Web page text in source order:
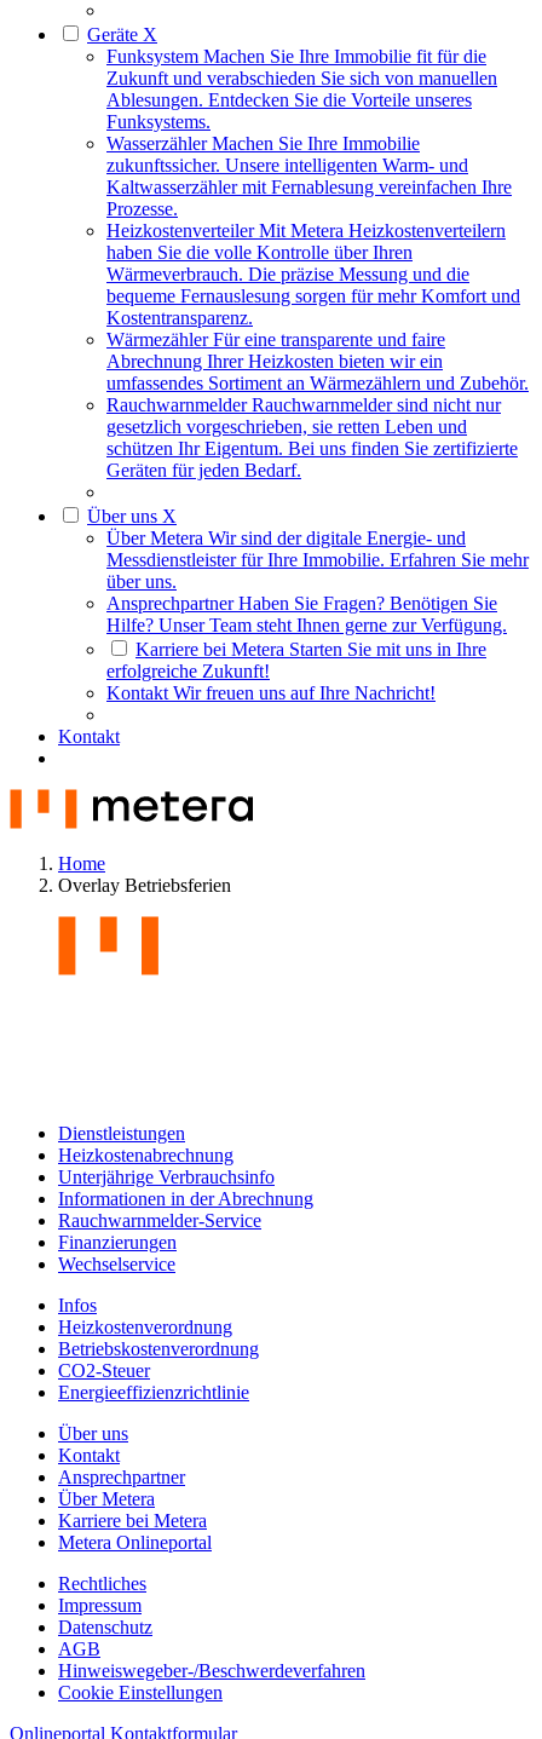
Geräte X
Funksystem Machen Sie Ihre Immobilie fit für die
Zukunft und verabschieden Sie sich von manuellen
Ablesungen. Entdecken Sie die Vorteile unseres
Funksystems.
Wasserzähler Machen Sie Ihre Immobilie
zukunftssicher. Unsere intelligenten Warm- und
Kaltwasserzähler mit Fernablesung vereinfachen Ihre
Prozesse.
Heizkostenverteiler Mit Metera Heizkostenverteilern
haben Sie die volle Kontrolle über Ihren
Wärmeverbrauch. Die präzise Messung und die
bequeme Fernauslesung sorgen für mehr Komfort und
Kostentransparenz.
Wärmezähler Für eine transparente und faire
Abrechnung Ihrer Heizkosten bieten wir ein
umfassendes Sortiment an Wärmezählern und Zubehör.
Rauchwarnmelder Rauchwarnmelder sind nicht nur
gesetzlich vorgeschrieben, sie retten Leben und
schützen Ihr Eigentum. Bei uns finden Sie zertifizierte
Geräten für jeden Bedarf.
Über uns X
Über Metera Wir sind der digitale Energie- und
Messdienstleister für Ihre Immobilie. Erfahren Sie mehr
über uns.
Ansprechpartner Haben Sie Fragen? Benötigen Sie
Hilfe? Unser Team steht Ihnen gerne zur Verfügung.
Karriere bei Metera Starten Sie mit uns in Ihre
erfolgreiche Zukunft!
Kontakt Wir freuen uns auf Ihre Nachricht!
Kontakt
Home
Overlay Betriebsferien
Dienstleistungen
Heizkostenabrechnung
Unterjährige Verbrauchsinfo
Informationen in der Abrechnung
Rauchwarnmelder-Service
Finanzierungen
Wechselservice
Infos
Heizkostenverordnung
Betriebskostenverordnung
CO2-Steuer
Energieeffizienzrichtlinie
Über uns
Kontakt
Ansprechpartner
Über Metera
Karriere bei Metera
Metera Onlineportal
Rechtliches
Impressum
Datenschutz
AGB
Hinweiswegeber-/Beschwerdeverfahren
Cookie Einstellungen
Onlineportal Kontaktformular